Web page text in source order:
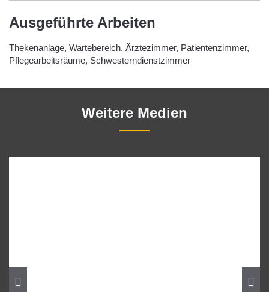
Ausgeführte Arbeiten
Thekenanlage, Wartebereich, Ärztezimmer, Patientenzimmer,
Pflegearbeitsräume, Schwesterndienstzimmer
Weitere Medien